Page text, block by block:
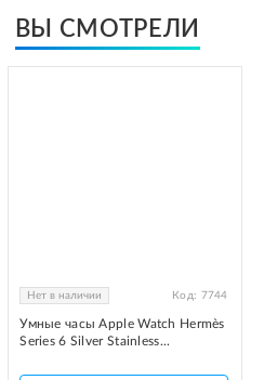
ВЫ СМОТРЕЛИ
Нет в наличии Код: 7744
Умные часы Apple Watch Hermès
Series 6 Silver Stainless...